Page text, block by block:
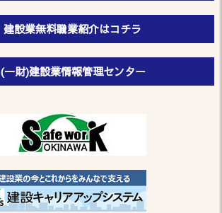
建設業無料職業紹介はコチラ
(一財)建設業情報管理センター